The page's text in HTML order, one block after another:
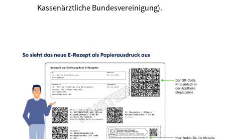
Kassenärztliche Bundesvereinigung).